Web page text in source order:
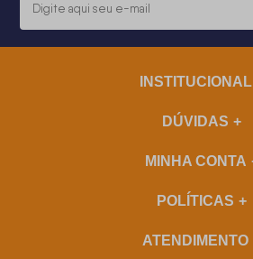
INSTITUCIONAL
DÚVIDAS
MINHA CONTA
POLÍTICAS
ATENDIMENTO